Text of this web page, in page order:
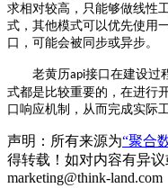
求相对较高，只能够做线性
式，其他模式可以优先使用
口，可能会被同步或异步。
老黄历api接口在建设过
式都是比较重要的，在进行
口响应机制，从而完成实际工
声明：所有来源为“聚合
得转载！如对内容有异
marketing@think-land.com